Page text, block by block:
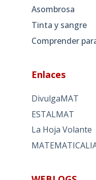
Asombrosa
Tinta y sangre
Comprender
Enlaces
DivulgaMAT
ESTALMAT
La Hoja Volante